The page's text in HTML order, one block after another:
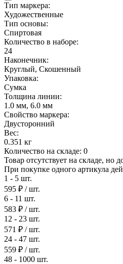
Тип маркера:
Художественные
Тип основы:
Спиртовая
Количество в наборе:
24
Наконечник:
Круглый, Скошенный
Упаковка:
Сумка
Толщина линии:
1.0 мм, 6.0 мм
Свойство маркера:
Двусторонний
Вес:
0.351 кг
Количество на складе: 0
Товар отсутствует на складе, но
При покупке одного артикула
1 - 5 шт.
595 ₽ / шт.
6 - 11 шт.
583 ₽ / шт.
12 - 23 шт.
571 ₽ / шт.
24 - 47 шт.
559 ₽ / шт.
48 - 1000 шт.